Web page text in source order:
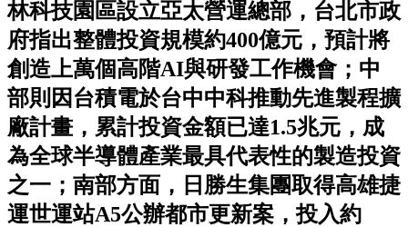
林科技園區設立亞太營運總部，台北市政
府指出整體投資規模約400億元，預計將
創造上萬個高階AI與研發工作機會；中
部則因台積電於台中中科推動先進製程擴
廠計畫，累計投資金額已達1.5兆元，成
為全球半導體產業最具代表性的製造投資
之一；南部方面，日勝生集團取得高雄捷
運世運站A5公辦都市更新案，投入約